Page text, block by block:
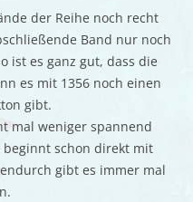
der Reihe noch recht
Band nur noch
ist es ganz gut, dass die
es mit 1356 noch einen
gibt.
mal weniger spannend
beginnt schon direkt mit
gibt es immer mal